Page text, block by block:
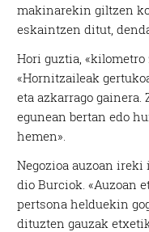
makinarekin giltzen
eskaintzen ditut,
Hori guztia,
«Hornitzaileak
eta azkarrago gainera.
egunean bertan edo
hemen».
Negozioa auzoan
dio Burciok. «Auzoan
pertsona helduekin
dituzten gauzak